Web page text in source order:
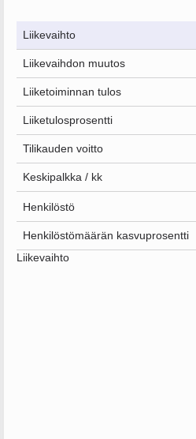
Liikevaihto
Liikevaihdon muutos
Liiketoiminnan tulos
Liiketulosprosentti
Tilikauden voitto
Keskipalkka / kk
Henkilöstö
Henkilöstömäärän kasvuprosentti
Liikevaihto